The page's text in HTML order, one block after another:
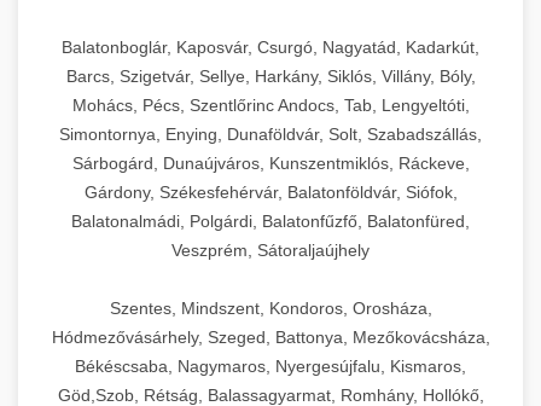
Balatonboglár, Kaposvár, Csurgó, Nagyatád, Kadarkút,
Barcs, Szigetvár, Sellye, Harkány, Siklós, Villány, Bóly,
Mohács, Pécs, Szentlőrinc Andocs, Tab, Lengyeltóti,
Simontornya, Enying, Dunaföldvár, Solt, Szabadszállás,
Sárbogárd, Dunaújváros, Kunszentmiklós, Ráckeve,
Gárdony, Székesfehérvár, Balatonföldvár, Siófok,
Balatonalmádi, Polgárdi, Balatonfűzfő, Balatonfüred,
Veszprém, Sátoraljaújhely
Szentes, Mindszent, Kondoros, Orosháza,
Hódmezővásárhely, Szeged, Battonya, Mezőkovácsháza,
Békéscsaba, Nagymaros, Nyergesújfalu, Kismaros,
Göd,Szob, Rétság, Balassagyarmat, Romhány, Hollókő,